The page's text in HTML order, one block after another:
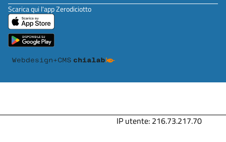
Scarica qui l'app Zerodiciotto
IP utente: 216.73.217.70